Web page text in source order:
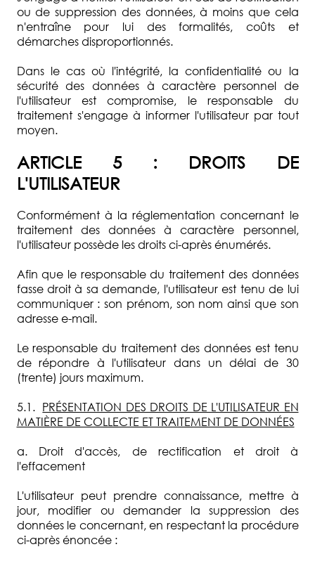
ou de suppression des données, à moins que cela
n'entraîne pour lui des formalités, coûts et
démarches disproportionnés.
Dans le cas où l'intégrité, la confidentialité ou la
sécurité des données à caractère personnel de
l'utilisateur est compromise, le responsable du
traitement s'engage à informer l'utilisateur par tout
moyen.
ARTICLE 5 : DROITS DE
L'UTILISATEUR
Conformément à la réglementation concernant le
traitement des données à caractère personnel,
l'utilisateur possède les droits ci-après énumérés.
Afin que le responsable du traitement des données
fasse droit à sa demande, l'utilisateur est tenu de lui
communiquer : son prénom, son nom ainsi que son
adresse e-mail.
Le responsable du traitement des données est tenu
de répondre à l'utilisateur dans un délai de 30
(trente) jours maximum.
5.1. PRÉSENTATION DES DROITS DE L'UTILISATEUR EN
MATIÈRE DE COLLECTE ET TRAITEMENT DE DONNÉES
a. Droit d'accès, de rectification et droit à
l'effacement
L'utilisateur peut prendre connaissance, mettre à
jour, modifier ou demander la suppression des
données le concernant, en respectant la procédure
ci-après énoncée :